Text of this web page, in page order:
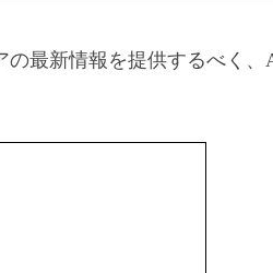
最新情報を提供するべく、